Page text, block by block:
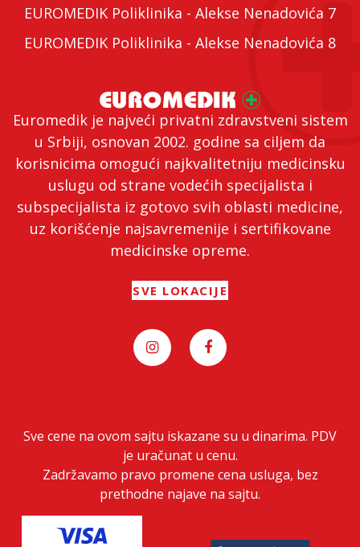
Euromedik je najveći privatni zdravstveni sistem
u Srbiji, osnovan 2002. godine sa ciljem da
korisnicima omogući najkvalitetniju medicinsku
uslugu od strane vodećih specijalista i
subspecijalista iz gotovo svih oblasti medicine,
uz korišćenje najsavremenije i sertifikovane
medicinske opreme.
SVE LOKACIJE
EUROMEDIK Poliklinika - Alekse Nenadovića 7
EUROMEDIK Poliklinika - Alekse Nenadovića 8
Sve cene na ovom sajtu iskazane su u dinarima. PDV
je uračunat u cenu.
Zadržavamo pravo promene cena usluga, bez
prethodne najave na sajtu.